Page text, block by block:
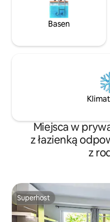
Basen
Miejsca w
z łazienką
z
Superhost
Superhost